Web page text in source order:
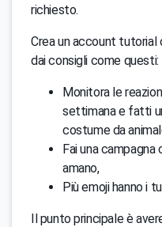
richiesto.
Crea un account tutorial
dai consigli come questi:
Monitora le
settimana e fatti
costume da
Fai una
amano,
Più emoji hanno i
Il punto principale è